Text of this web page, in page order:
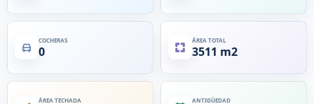
COCHERAS
0
ÁREA TOTAL
3511 m2
ÁREA TECHADA ANTIGÜEDAD